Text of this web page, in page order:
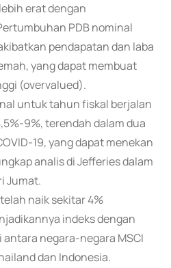
erat dengan
PDB nominal
pendapatan dan laba
yang dapat membuat
(overvalued).
untuk tahun fiskal berjalan
9%, terendah dalam dua
19, yang dapat menekan
analis di Jefferies dalam
Jumat.
naik sekitar 4%
indeks dengan
negara-negara MSCI
dan Indonesia.